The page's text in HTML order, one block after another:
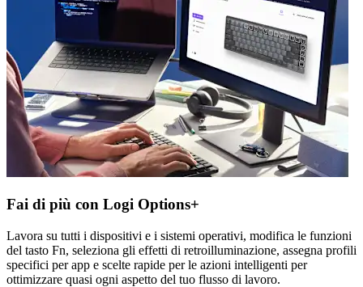
Fai di più con Logi Options+
Lavora su tutti i dispositivi e i sistemi operativi, modifica le funzioni
del tasto Fn, seleziona gli effetti di retroilluminazione, assegna profili
specifici per app e scelte rapide per le azioni intelligenti per
ottimizzare quasi ogni aspetto del tuo flusso di lavoro.